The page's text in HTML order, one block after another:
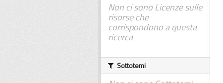
Non ci sono Licenze sulle
risorse che
corrispondono a questa
ricerca
Sottotemi